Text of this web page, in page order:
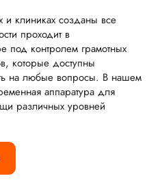
и клиниках созданы все
проходит в
под контролем грамотных
которые доступны
на любые вопросы. В нашем
аппаратура для
различных уровней